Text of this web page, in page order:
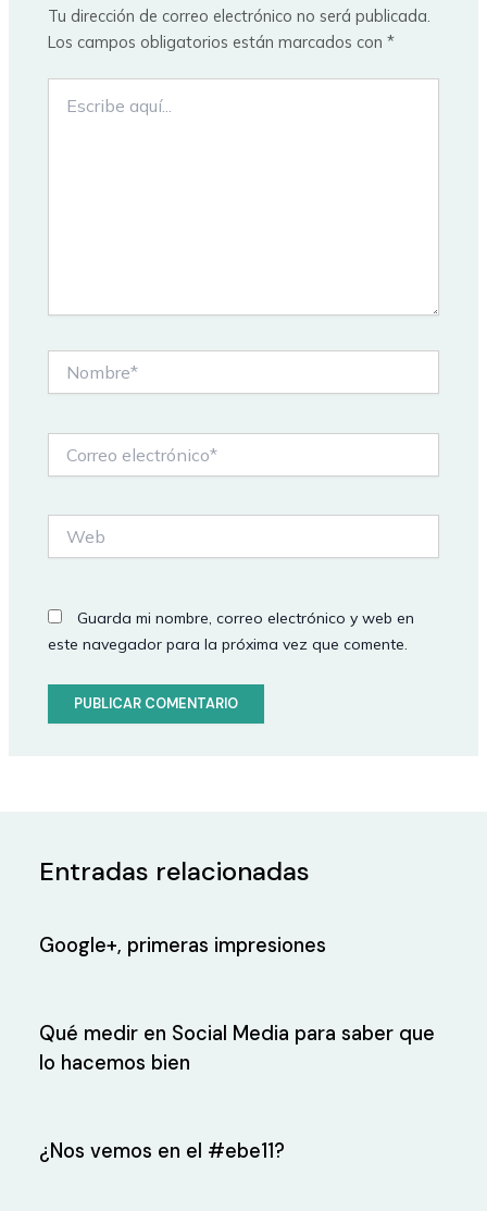
Tu dirección de correo electrónico no será publicada.
Los campos obligatorios están marcados con*
aquí...
electrónico*
Guarda mi nombre, correo electrónico y web en
este navegador para la próxima vez que comente.
Entradas relacionadas
Google+, primeras impresiones
Qué medir en Social Media para saber que
lo hacemos bien
¿Nos vemos en el #ebe11?